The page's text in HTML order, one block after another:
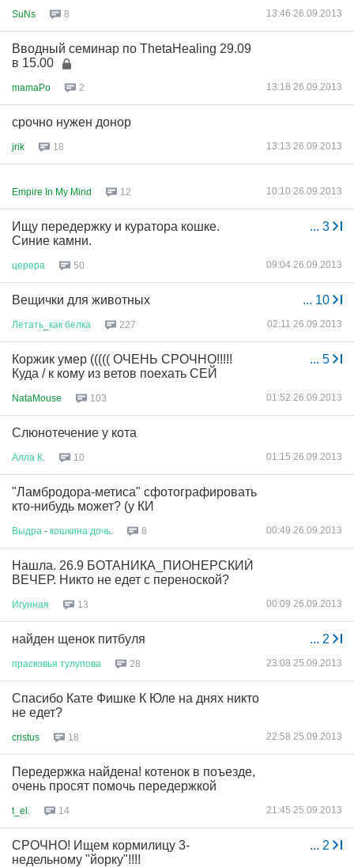
SuNs 8 13:46 26.09.2013
Вводный семинар по ThetaHealing 29.09
в 15.00
mamaPo 2 13:18 26.09.2013
срочно нужен донор
jrik 18 13:13 26.09.2013
Empire In My Mind 12 10:10 26.09.2013
... 3
Ищу передержку и куратора кошке.
Синие камни.
церера 50 09:04 26.09.2013
... 10
Вещички для животных
Летать как белка 227 02:11 26.09.2013
... 5
Коржик умер ((((( ОЧЕНЬ СРОЧНО!!!!!
Куда / к кому из ветов поехать СЕЙ
NataMouse 103 01:52 26.09.2013
Слюнотечение у кота
Алла К 10 01:15 26.09.2013
"Ламбродора-метиса" сфотографировать
кто-нибудь может? (у КИ
Выдра - кошкина дочь 8 00:49 26.09.2013
Нашла. 26.9 БОТАНИКА_ПИОНЕРСКИЙ
ВЕЧЕР. Никто не едет с переноской?
Игунная 13 00:09 26.09.2013
... 2
найден щенок питбуля
прасковья тулупова 28 23:08 25.09.2013
Спасибо Кате Фишке К Юле на днях никто
не едет?
cristus 18 22:58 25.09.2013
Передержка найдена! котенок в поъезде,
очень просят помочь передержкой
t_el. 14 21:45 25.09.2013
... 2
СРОЧНО! Ищем кормилицу 3-
недельному "йорку"!!!!